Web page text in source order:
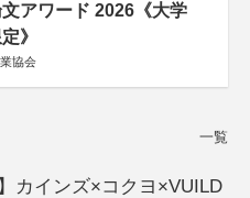
アワード 2026《大学
》
協会
一覧
カインズ×コクヨ×VUILD